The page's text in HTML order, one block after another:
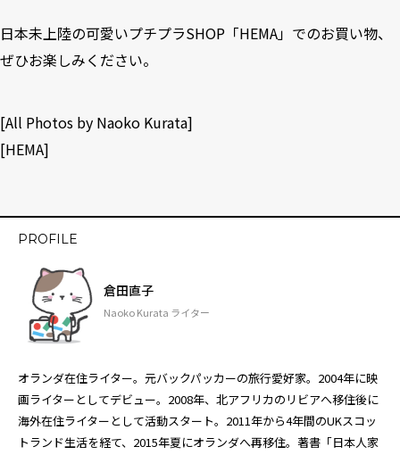
日本未上陸の可愛いプチプラSHOP「HEMA」でのお買い物、
ぜひお楽しみください。
[All Photos by Naoko Kurata]
[HEMA]
PROFILE
倉田直子
Naoko Kurata ライター
オランダ在住ライター。元バックパッカーの旅行愛好家。2004年に映
画ライターとしてデビュー。2008年、北アフリカのリビアへ移住後に
海外在住ライターとして活動スタート。2011年から4年間のUKスコッ
トランド生活を経て、2015年夏にオランダへ再移住。著書「日本人家